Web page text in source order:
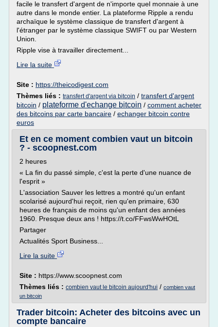
facile le transfert d'argent de n'importe quel monnaie à une
autre dans le monde entier. La plateforme Ripple a rendu
archaïque le système classique de transfert d'argent à
l'étranger par le système classique SWIFT ou par Western
Union.
Ripple vise à travailler directement...
Lire la suite
Site : https://theicodigest.com
Thèmes liés : transfert d'argent via bitcoin / transfert d'argent
bitcoin / plateforme d'echange bitcoin / comment acheter
des bitcoins par carte bancaire / echanger bitcoin contre
euros
Et en ce moment combien vaut un bitcoin
? - scoopnest.com
2 heures
« La fin du passé simple, c'est la perte d'une nuance de
l'esprit »
L'association Sauver les lettres a montré qu'un enfant
scolarisé aujourd'hui reçoit, rien qu'en primaire, 630
heures de français de moins qu'un enfant des années
1960. Presque deux ans ! https://t.co/FFwsWwHOtL
Partager
Actualités Sport Business...
Lire la suite
Site : https://www.scoopnest.com
Thèmes liés : combien vaut le bitcoin aujourd'hui / combien vaut
un bitcoin
Trader bitcoin: Acheter des bitcoins avec un
compte bancaire